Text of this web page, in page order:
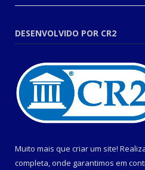
DESENVOLVIDO POR CR2
Muito mais que criar um site!
completa, onde garantimos em